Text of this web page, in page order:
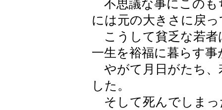
不思議な事にこのも
には元の大きさに戻
こうして貧乏な若者
一生を裕福に暮らす
やがて月日がたち、
した。
そして死んでしまっ